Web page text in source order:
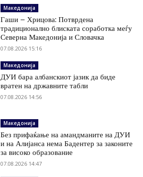
Македонија
Гаши – Хрицова: Потврдена
традиционално блиската соработка меѓу
Северна Македонија и Словачка
07.08.2026 15:16
Македонија
ДУИ бара албанскиот јазик да биде
вратен на државните табли
07.08.2026 14:56
Македонија
Без прифаќање на амандманите на ДУИ
и на Алијанса нема Бадентер за законите
за високо образование
07.08.2026 14:47